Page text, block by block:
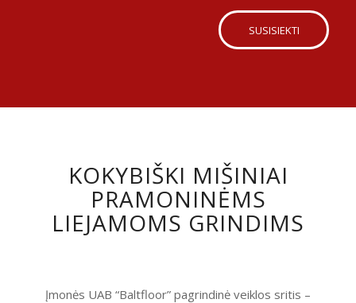
SUSISIEKTI
KOKYBIŠKI MIŠINIAI
PRAMONINĖMS
LIEJAMOMS GRINDIMS
Įmonės UAB “Baltfloor” pagrindinė veiklos sritis –